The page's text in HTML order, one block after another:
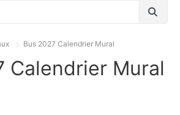
Bus 2027 Calendrier Mural
Calendrier Mural